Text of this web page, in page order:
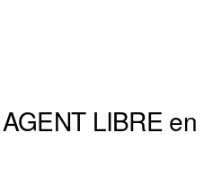
LIBRE en